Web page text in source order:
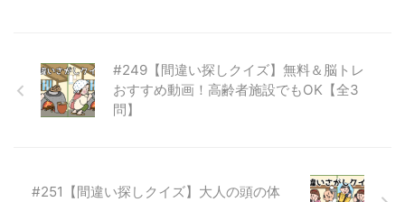
#249【間違い探しクイズ】無料＆脳トレ
おすすめ動画！高齢者施設でもOK【全3
問】
#251【間違い探しクイズ】大人の頭の体